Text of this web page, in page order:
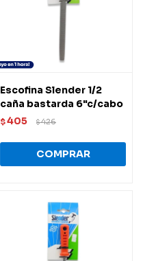
Escofina Slender 1/2
caña bastarda 6"c/cabo
$405 $426